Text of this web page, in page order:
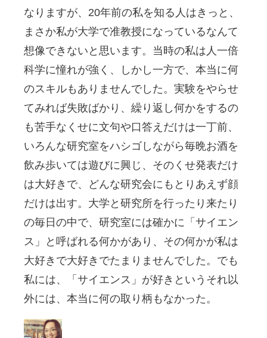
なりますが、20年前の私を知る人はきっと、
まさか私が大学で准教授になっているなんて
想像できないと思います。当時の私は人一倍
科学に憧れが強く、しかし一方で、本当に何
のスキルもありませんでした。実験をやらせ
てみれば失敗ばかり、繰り返し何かをするの
も苦手なくせに文句や口答えだけは一丁前、
いろんな研究室をハシゴしながら毎晩お酒を
飲み歩いては遊びに興じ、そのくせ発表だけ
は大好きで、どんな研究会にもとりあえず顔
だけは出す。大学と研究所を行ったり来たり
の毎日の中で、研究室には確かに「サイエン
ス」と呼ばれる何かがあり、その何かが私は
大好きで大好きでたまりませんでした。でも
私には、「サイエンス」が好きというそれ以
外には、本当に何の取り柄もなかった。